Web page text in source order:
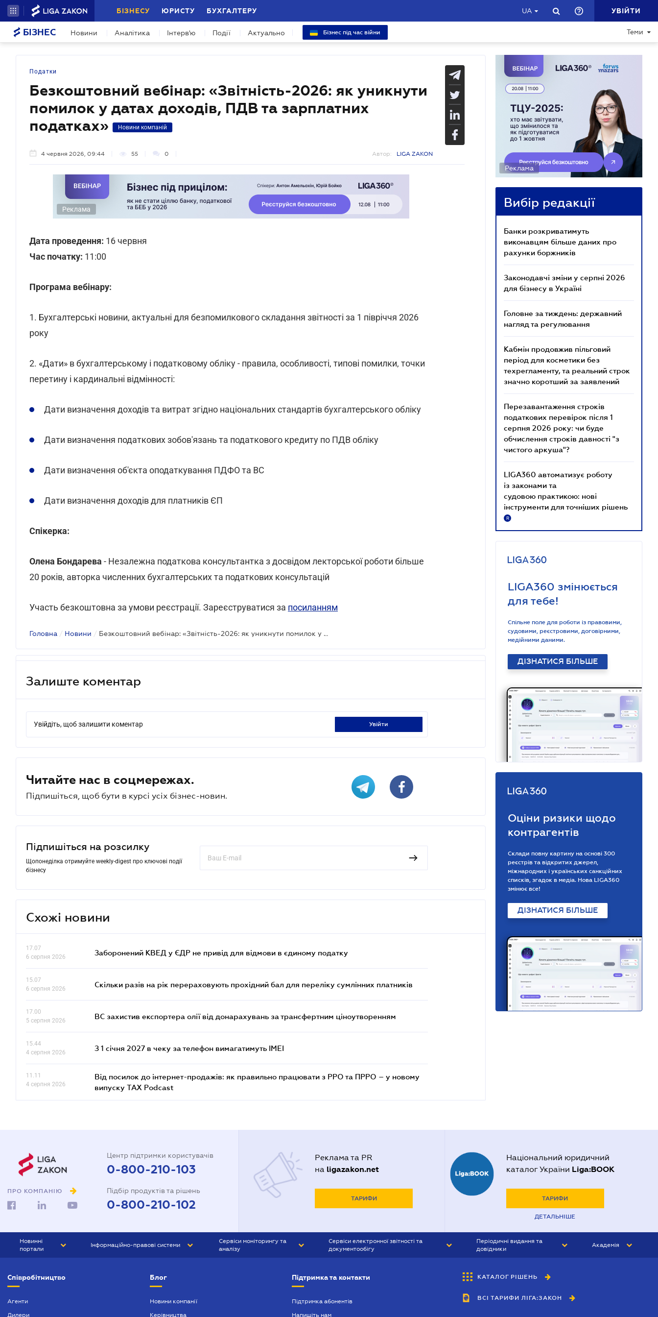
БІЗНЕСУ ЮРИСТУ БУХГАЛТЕРУ UA УВІЙТИ
БІЗНЕС Новини Аналітика Інтерв'ю Події Актуально Бізнес під час війни Теми
Податки
Безкоштовний вебінар: «Звітність-2026: як уникнути
помилок у датах доходів, ПДВ та зарплатних
податках»
Новини компаній
4 червня 2026, 09:44 55 0 Автор: LIGA ZAKON
Реклама
Дата проведення: 16 червня
Час початку: 11:00
Програма вебінару:
1. Бухгалтерські новини, актуальні для безпомилкового складання звітності за 1 півріччя 2026
року
2. «Дати» в бухгалтерському і податковому обліку - правила, особливості, типові помилки, точки
перетину і кардинальні відмінності:
Дати визначення доходів та витрат згідно національних стандартів бухгалтерського обліку
Дати визначення податкових зобов'язань та податкового кредиту по ПДВ обліку
Дати визначення об'єкта оподаткування ПДФО та ВС
Дати визначення доходів для платників ЄП
Спікерка:
Олена Бондарева - Незалежна податкова консультантка з досвідом лекторської роботи більше
20 років, авторка численних бухгалтерських та податкових консультацій
Участь безкоштовна за умови реєстрації. Зареєструватися за посиланням
Головна / Новини / Безкоштовний вебінар: «Звітність-2026: як уникнути помилок у датах доходів, ПДВ та зарплатних податках»
Залиште коментар
Увійдіть, щоб залишити коментар увійти
Читайте нас в соцмережах.
Підпишіться, щоб бути в курсі усіх бізнес-новин.
Підпишіться на розсилку
Щопонеділка отримуйте weekly-digest про ключові події
бізнесу
Схожі новини
17.07
6 серпня 2026
Заборонений КВЕД у ЄДР не привід для відмови в єдиному податку
15.07
6 серпня 2026
Скільки разів на рік перераховують прохідний бал для переліку сумлінних платників
17.00
5 серпня 2026
ВС захистив експортера олії від донарахувань за трансфертним ціноутворенням
15.44
4 серпня 2026
З 1 січня 2027 в чеку за телефон вимагатимуть IMEI
11.11
4 серпня 2026
Від посилок до інтернет-продажів: як правильно працювати з РРО та ПРРО – у новому
випуску TAX Podcast
Реклама
Вибір редакції
Банки розкриватимуть
виконавцям більше даних про
рахунки боржників
Законодавчі зміни у серпні 2026
для бізнесу в Україні
Головне за тиждень: державний
нагляд та регулювання
Кабмін продовжив пільговий
період для косметики без
техрегламенту, та реальний строк
значно коротший за заявлений
Перезавантаження строків
податкових перевірок після 1
серпня 2026 року: чи буде
обчислення строків давності "з
чистого аркуша"?
LIGA360 автоматизує роботу
із законами та
судовою практикою: нові
інструменти для точніших рішень
R
LIGA360 змінюється
для тебе!
Спільне поле для роботи із правовими,
судовими, реєстровими, договірними,
медійними даними.
ДІЗНАТИСЯ БІЛЬШЕ
Оціни ризики щодо
контрагентів
Склади повну картину на основі 300
реєстрів та відкритих джерел,
міжнародних і українських санкційних
списків, згадок в медіа. Нова LIGA360
змінює все!
ДІЗНАТИСЯ БІЛЬШЕ
ПРО КОМПАНІЮ
Центр підтримки користувачів
0-800-210-103
Підбір продуктів та рішень
0-800-210-102
Реклама та PR
на ligazakon.net
ТАРИФИ
Національний юридичний
каталог України Liga:BOOK
ТАРИФИ
ДЕТАЛЬНІШЕ
Новинні
портали
БІЗНЕС
Інформаційно-правові системи
БУХГАЛТЕР ПРОФ
Сервіси моніторингу та
аналізу
Сервіси електронної звітності та
документообігу
Періодичні видання та
довідники
БУХГАЛТЕР&ЗАКОН
ВІСНИК МСФЗ
Академія
Співробітництво
Агенти
Дилери
Блог
Новини компанії
Керівництва
Підтримка та контакти
Підтримка абонентів
Напишіть нам
КАТАЛОГ РІШЕНЬ
ВСІ ТАРИФИ ЛІГА:ЗАКОН